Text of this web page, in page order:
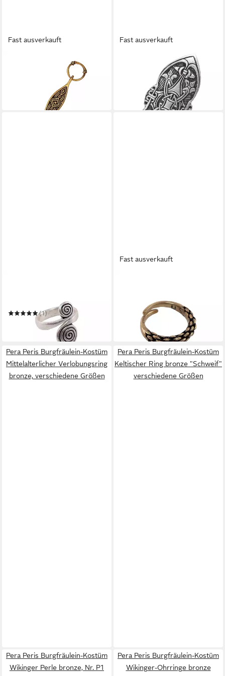
Fast ausverkauft
Nagelreiniger Wikinger
Nagelreiniger Bronze
in 3-4 Werktagen bei dir
Fast ausverkauft
Ritter-Kostüm Wikinger
Fibel Birka silber
in 3-4 Werktagen bei dir
Wikinger Ring versilbert
"Spirale" verschiedene
(1)
ab 24,39 €
in 3-4 Werktagen bei dir
Fast ausverkauft
Wikinger Ring bronze
"Chain" verschiedene Größen
21,99 €
in 3-4 Werktagen bei dir
Pera Peris Burgfräulein-Kostüm
Mittelalterlicher Verlobungsring
bronze, verschiedene Größen
Pera Peris Burgfräulein-Kostüm
Keltischer Ring bronze "Schweif"
verschiedene Größen
Pera Peris Burgfräulein-Kostüm
Wikinger Perle bronze, Nr. P1
Pera Peris Burgfräulein-Kostüm
Wikinger-Ohrringe bronze